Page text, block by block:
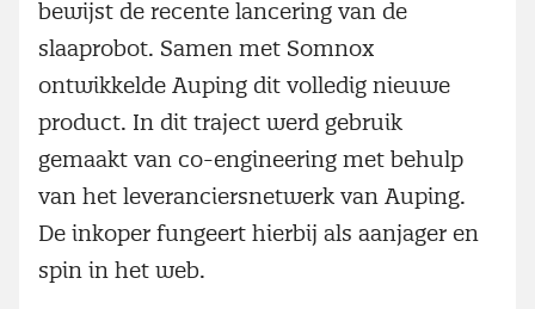
bewijst de recente lancering van de
slaaprobot. Samen met Somnox
ontwikkelde Auping dit volledig nieuwe
product. In dit traject werd gebruik
gemaakt van co-engineering met behulp
van het leveranciersnetwerk van Auping.
De inkoper fungeert hierbij als aanjager en
spin in het web.